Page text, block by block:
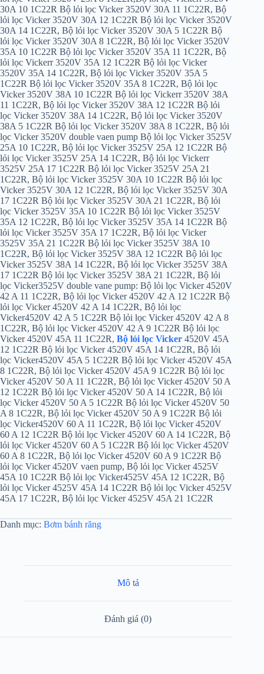
30A 10 1C22R Bộ lỏi lọc Vicker 3520V 30A 11 1C22R, Bộ
lỏi lọc Vicker 3520V 30A 12 1C22R Bộ lỏi lọc Vicker 3520V
30A 14 1C22R, Bộ lỏi lọc Vicker 3520V 30A 5 1C22R Bộ
lỏi lọc Vicker 3520V 30A 8 1C22R, Bộ lỏi lọc Vicker 3520V
35A 10 1C22R Bộ lỏi lọc Vicker 3520V 35A 11 1C22R, Bộ
lỏi lọc Vickerr 3520V 35A 12 1C22R Bộ lỏi lọc Vicker
3520V 35A 14 1C22R, Bộ lỏi lọc Vicker 3520V 35A 5
1C22R Bộ lỏi lọc Vicker 3520V 35A 8 1C22R, Bộ lỏi lọc
Vicker 3520V 38A 10 1C22R Bộ lỏi lọc Vickerr 3520V 38A
11 1C22R, Bộ lỏi lọc Vicker 3520V 38A 12 1C22R Bộ lỏi
lọc Vicker 3520V 38A 14 1C22R, Bộ lỏi lọc Vicker 3520V
38A 5 1C22R Bộ lỏi lọc Vicker 3520V 38A 8 1C22R, Bộ lỏi
lọc Vicker 3520V double vaen pump Bộ lỏi lọc Vicker 3525V
25A 10 1C22R, Bộ lỏi lọc Vicker 3525V 25A 12 1C22R Bộ
lỏi lọc Vicker 3525V 25A 14 1C22R, Bộ lỏi lọc Vickerr
3525V 25A 17 1C22R Bộ lỏi lọc Vicker 3525V 25A 21
1C22R, Bộ lỏi lọc Vicker 3525V 30A 10 1C22R Bộ lỏi lọc
Vicker 3525V 30A 12 1C22R, Bộ lỏi lọc Vicker 3525V 30A
17 1C22R Bộ lỏi lọc Vicker 3525V 30A 21 1C22R, Bộ lỏi
lọc Vicker 3525V 35A 10 1C22R Bộ lỏi lọc Vicker 3525V
35A 12 1C22R, Bộ lỏi lọc Vicker 3525V 35A 14 1C22R Bộ
lỏi lọc Vicker 3525V 35A 17 1C22R, Bộ lỏi lọc Vicker
3525V 35A 21 1C22R Bộ lỏi lọc Vicker 3525V 38A 10
1C22R, Bộ lỏi lọc Vicker 3525V 38A 12 1C22R Bộ lỏi lọc
Vicker 3525V 38A 14 1C22R, Bộ lỏi lọc Vicker 3525V 38A
17 1C22R Bộ lỏi lọc Vicker 3525V 38A 21 1C22R, Bộ lỏi
lọc Vicker3525V double vane pump: Bộ lỏi lọc Vicker 4520V
42 A 11 1C22R, Bộ lỏi lọc Vicker 4520V 42 A 12 1C22R Bộ
lỏi lọc Vicker 4520V 42 A 14 1C22R, Bộ lỏi lọc
Vicker4520V 42 A 5 1C22R Bộ lỏi lọc Vicker 4520V 42 A 8
1C22R, Bộ lỏi lọc Vicker 4520V 42 A 9 1C22R Bộ lỏi lọc
Vicker 4520V 45A 11 1C22R, Bộ lỏi lọc Vicker 4520V 45A
12 1C22R Bộ lỏi lọc Vicker 4520V 45A 14 1C22R, Bộ lỏi
lọc Vicker4520V 45A 5 1C22R Bộ lỏi lọc Vicker 4520V 45A
8 1C22R, Bộ lỏi lọc Vicker 4520V 45A 9 1C22R Bộ lỏi lọc
Vicker 4520V 50 A 11 1C22R, Bộ lỏi lọc Vicker 4520V 50 A
12 1C22R Bộ lỏi lọc Vicker 4520V 50 A 14 1C22R, Bộ lỏi
lọc Vicker 4520V 50 A 5 1C22R Bộ lỏi lọc Vicker 4520V 50
A 8 1C22R, Bộ lỏi lọc Vicker 4520V 50 A 9 1C22R Bộ lỏi
lọc Vicker4520V 60 A 11 1C22R, Bộ lỏi lọc Vicker 4520V
60 A 12 1C22R Bộ lỏi lọc Vicker 4520V 60 A 14 1C22R, Bộ
lỏi lọc Vicker 4520V 60 A 5 1C22R Bộ lỏi lọc Vicker 4520V
60 A 8 1C22R, Bộ lỏi lọc Vicker 4520V 60 A 9 1C22R Bộ
lỏi lọc Vicker 4520V vaen pump, Bộ lỏi lọc Vicker 4525V
45A 10 1C22R Bộ lỏi lọc Vicker4525V 45A 12 1C22R, Bộ
lỏi lọc Vicker 4525V 45A 14 1C22R Bộ lỏi lọc Vicker 4525V
45A 17 1C22R, Bộ lỏi lọc Vicker 4525V 45A 21 1C22R
Danh mục: Bơm bánh răng
Mô tả
Đánh giá (0)